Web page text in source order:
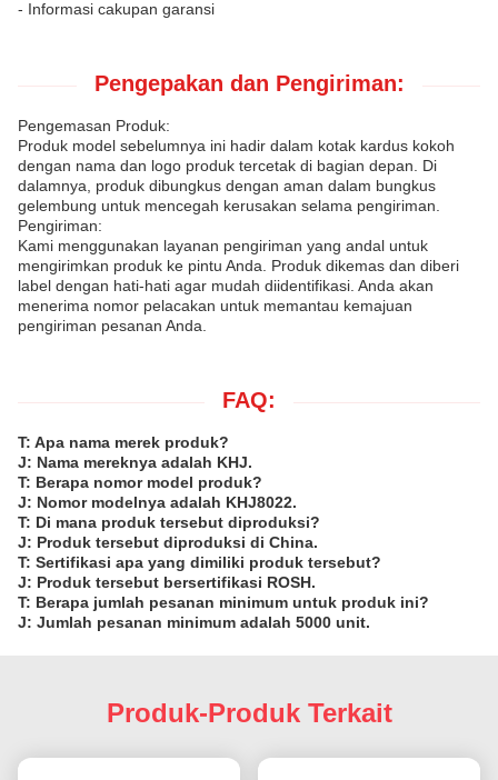
- Informasi cakupan garansi
Pengepakan dan Pengiriman:
Pengemasan Produk:
Produk model sebelumnya ini hadir dalam kotak kardus kokoh
dengan nama dan logo produk tercetak di bagian depan. Di
dalamnya, produk dibungkus dengan aman dalam bungkus
gelembung untuk mencegah kerusakan selama pengiriman.
Pengiriman:
Kami menggunakan layanan pengiriman yang andal untuk
mengirimkan produk ke pintu Anda. Produk dikemas dan diberi
label dengan hati-hati agar mudah diidentifikasi. Anda akan
menerima nomor pelacakan untuk memantau kemajuan
pengiriman pesanan Anda.
FAQ:
T: Apa nama merek produk?
J: Nama mereknya adalah KHJ.
T: Berapa nomor model produk?
J: Nomor modelnya adalah KHJ8022.
T: Di mana produk tersebut diproduksi?
J: Produk tersebut diproduksi di China.
T: Sertifikasi apa yang dimiliki produk tersebut?
J: Produk tersebut bersertifikasi ROSH.
T: Berapa jumlah pesanan minimum untuk produk ini?
J: Jumlah pesanan minimum adalah 5000 unit.
Produk-Produk Terkait